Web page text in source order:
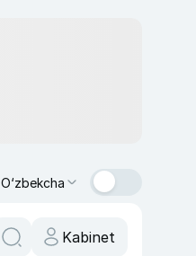
O‘zbekcha
Kabinet